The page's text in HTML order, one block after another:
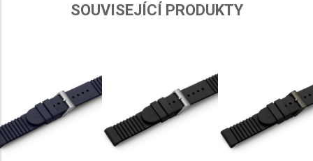
SOUVISEJÍCÍ PRODUKTY